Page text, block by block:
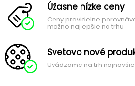
Úžasne nízke ceny
Ceny pravidelne
možno najlepšie na trhu
Svetovo nové
Uvádzame na trh